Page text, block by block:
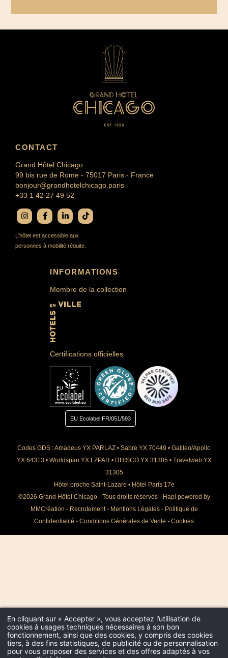
CONTACT
Grand Hôtel Chicago
99 bis rue de Rome - 75017 Paris - France
bonjour@grandhotelchicago.paris
+33 1 42 27 49 52
L'hôtel est accessible aux
personnes à mobilité réduite.
INFORMATIONS
Membre de la collection
Certifications officielles
EU Ecolabel FR/051/593
Codes GDS : Amadeus YX PARLAZ • Sabre YX 70449 • Galileo/Apollo
YX 64313 • Worldspan YX LZPAR • DHISCO YX 31305 • Travelweb YX
31305
Hôtel proche Saint-Lazare • Hôtel Paris 17e
©2026 Grand Hôtel Chicago - Tous droits réservés - Hapi powered by
MMCréation - Recrutement- Mentions Légales- Politique de
Confidentialité - Conditions Générales de Vente - Cookies
En cliquant sur « Accepter », vous acceptez l’utilisation de
cookies à usages techniques nécessaires à son bon
fonctionnement, ainsi que des cookies, y compris des cookies
tiers, à des fins statistiques, de publicité ou de personnalisation
pour vous proposer des services et des offres adaptés à vos